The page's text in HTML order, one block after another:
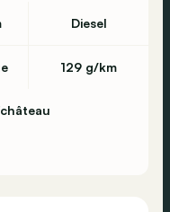
Diesel
129 g/km